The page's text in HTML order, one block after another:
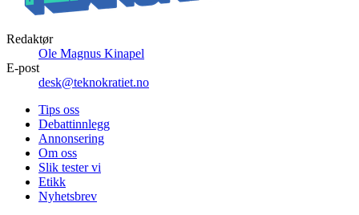
Redaktør
Ole Magnus Kinapel
E-post
desk@teknokratiet.no
Tips oss
Debattinnlegg
Annonsering
Om oss
Slik tester vi
Etikk
Nyhetsbrev